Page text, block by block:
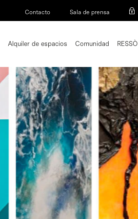
Contacto Sala de prensa
Alquiler de espacios Comunidad RESSÒ